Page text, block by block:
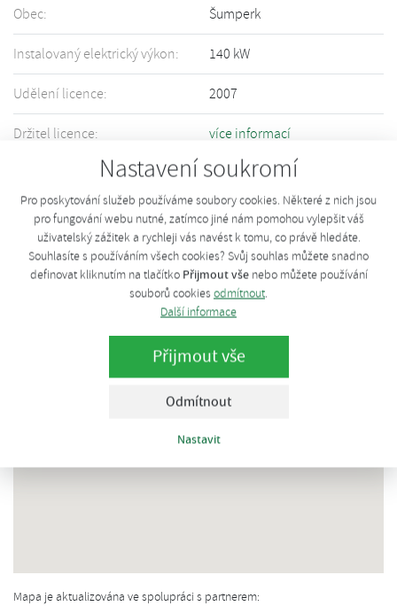
Nastavení soukromí
Pro poskytování služeb používáme soubory cookies. Některé z nich jsou
pro fungování webu nutné, zatímco jiné nám pomohou vylepšit váš
uživatelský zážitek a rychleji vás navést k tomu, co právě hledáte.
Souhlasíte s používáním všech cookies? Svůj souhlas můžete snadno
definovat kliknutím na tlačítko Přijmout všenebo můžete používání
souborů cookies odmítnout.
Další informace
Přijmout vše
Odmítnout
Nastavit
Obec: Šumperk
Instalovaný elektrický výkon: 140 kW
Udělení licence: 2007
Držitel licence: více informací
Informace o Vašem zařízení nejsou přesné či úplné? Upravte informace
pomocí tohotoformuláře
Mapa je aktualizována ve spolupráci s partnerem: